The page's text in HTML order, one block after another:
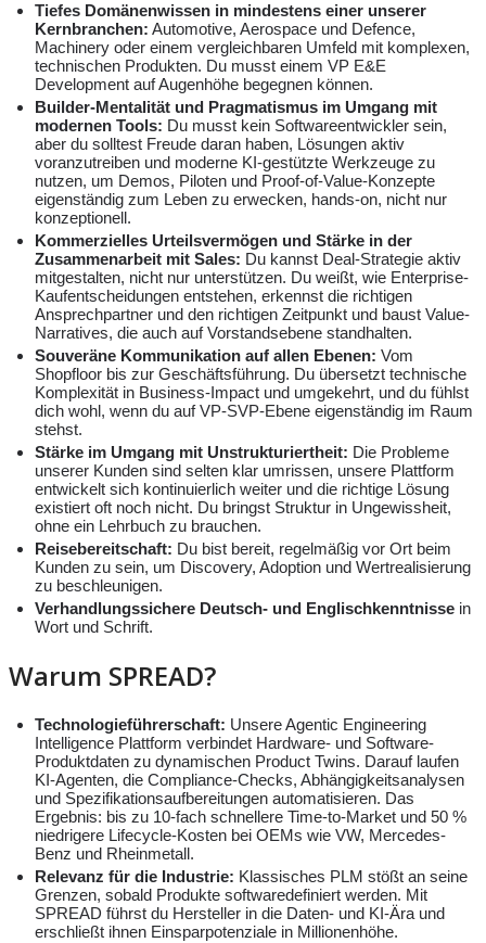
Tiefes Domänenwissen in mindestens einer unserer
Kernbranchen: Automotive, Aerospace und Defence,
Machinery oder einem vergleichbaren Umfeld mit komplexen,
technischen Produkten. Du musst einem VP E&E
Development auf Augenhöhe begegnen können.
Builder-Mentalität und Pragmatismus im Umgang mit
modernen Tools: Du musst kein Softwareentwickler sein,
aber du solltest Freude daran haben, Lösungen aktiv
voranzutreiben und moderne KI-gestützte Werkzeuge zu
nutzen, um Demos, Piloten und Proof-of-Value-Konzepte
eigenständig zum Leben zu erwecken, hands-on, nicht nur
konzeptionell.
Kommerzielles Urteilsvermögen und Stärke in der
Zusammenarbeit mit Sales: Du kannst Deal-Strategie aktiv
mitgestalten, nicht nur unterstützen. Du weißt, wie Enterprise-
Kaufentscheidungen entstehen, erkennst die richtigen
Ansprechpartner und den richtigen Zeitpunkt und baust Value-
Narratives, die auch auf Vorstandsebene standhalten.
Souveräne Kommunikation auf allen Ebenen: Vom
Shopfloor bis zur Geschäftsführung. Du übersetzt technische
Komplexität in Business-Impact und umgekehrt, und du fühlst
dich wohl, wenn du auf VP-SVP-Ebene eigenständig im Raum
stehst.
Stärke im Umgang mit Unstrukturiertheit: Die Probleme
unserer Kunden sind selten klar umrissen, unsere Plattform
entwickelt sich kontinuierlich weiter und die richtige Lösung
existiert oft noch nicht. Du bringst Struktur in Ungewissheit,
ohne ein Lehrbuch zu brauchen.
Reisebereitschaft: Du bist bereit, regelmäßig vor Ort beim
Kunden zu sein, um Discovery, Adoption und Wertrealisierung
zu beschleunigen.
Verhandlungssichere Deutsch- und Englischkenntnisse in
Wort und Schrift.
Warum SPREAD?
Technologieführerschaft: Unsere Agentic Engineering
Intelligence Plattform verbindet Hardware- und Software-
Produktdaten zu dynamischen Product Twins. Darauf laufen
KI-Agenten, die Compliance-Checks, Abhängigkeitsanalysen
und Spezifikationsaufbereitungen automatisieren. Das
Ergebnis: bis zu 10-fach schnellere Time-to-Market und 50 %
niedrigere Lifecycle-Kosten bei OEMs wie VW, Mercedes-
Benz und Rheinmetall.
Relevanz für die Industrie: Klassisches PLM stößt an seine
Grenzen, sobald Produkte softwaredefiniert werden. Mit
SPREAD führst du Hersteller in die Daten- und KI-Ära und
erschließt ihnen Einsparpotenziale in Millionenhöhe.